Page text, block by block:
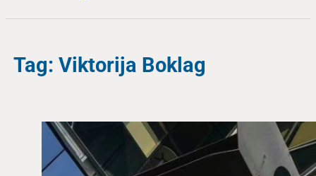
Tag: Viktorija Boklag